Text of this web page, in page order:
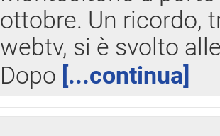
ottobre. Un ricordo,
webtv, si è svolto
Dopo [...continua]